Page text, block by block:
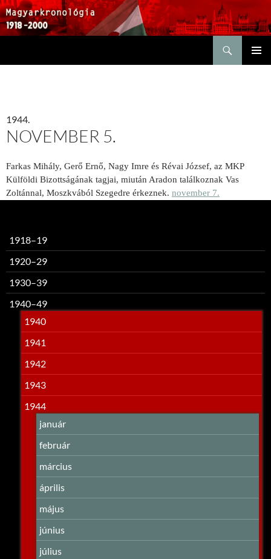
1944.
NOVEMBER 5.
Farkas Mihály, Gerő Ernő, Nagy Imre és Révai József, az MKP
Külföldi Bizottságának tagjai, miután Aradon találkoznak Vas
Zoltánnal, Moszkvából Szegedre érkeznek. november 7.
1918–19
1920–29
1930–39
1940–49
1940
1941
1942
1943
1944
január
február
március
április
május
június
július